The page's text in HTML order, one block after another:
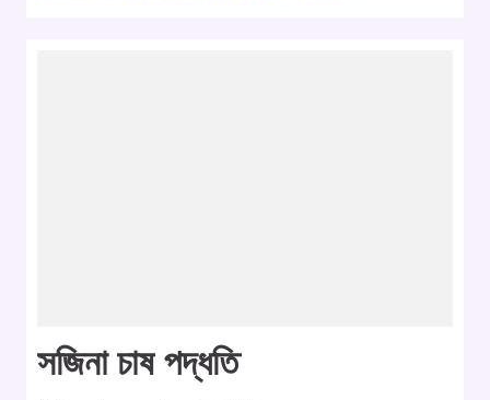
সজিনা চাষ পদ্ধতি